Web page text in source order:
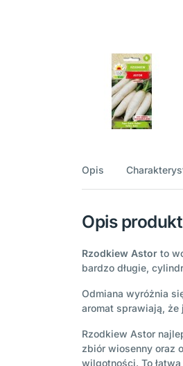
Opis
Opis
Rzodkiew Astor to
bardzo długie,
Odmiana wyróżnia
aromat sprawiają,
Rzodkiew Astor
zbiór wiosenny oraz
wilgotności. To